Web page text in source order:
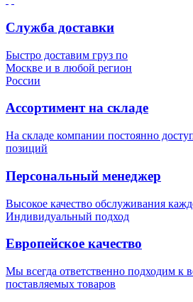
Служба доставки
Быстро доставим груз по
Москве и в любой регион
России
Ассортимент на складе
На складе компании постоянно
позиций
Персональный менеджер
Высокое качество обслуживания
Индивидуальный подход
Европейское качество
Мы всегда ответственно подходим к
поставляемых товаров